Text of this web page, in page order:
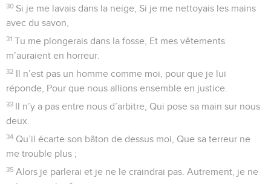
30 Si je me lavais dans la neige, Si je me nettoyais les mains
avec du savon,
31 Tu me plongerais dans la fosse, Et mes vêtements
m’auraient en horreur.
32 Il n’est pas un homme comme moi, pour que je lui
réponde, Pour que nous allions ensemble en justice.
33 Il n’y a pas entre nous d’arbitre, Qui pose sa main sur nous
deux.
34 Qu’il écarte son bâton de dessus moi, Que sa terreur ne
me trouble plus ;
35 Alors je parlerai et je ne le craindrai pas. Autrement, je ne